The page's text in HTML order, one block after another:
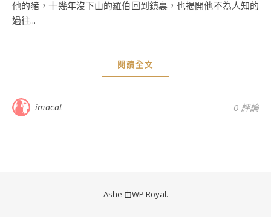
他的豬，十幾年沒下山的羅伯回到鎮裏，也揭開他不為人知的
過往...
閱讀全文
imacat 0 評論
Ashe 由WP Royal.